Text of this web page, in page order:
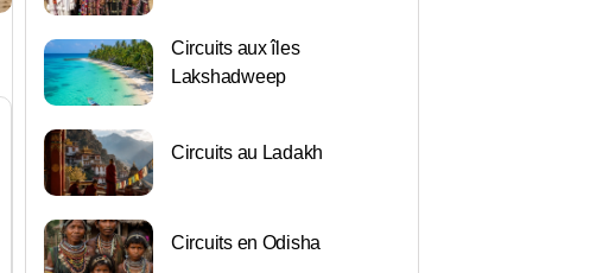
Circuits aux îles
Lakshadweep
Circuits au Ladakh
Circuits en Odisha